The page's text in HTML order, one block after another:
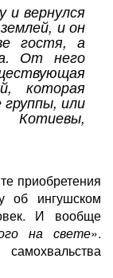
и вернулся
и он
гостя, а
От него
которая
или
приобретения
об ингушском
И вообще
на свете».